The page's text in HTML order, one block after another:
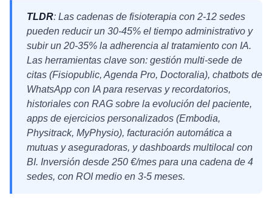
TLDR: Las cadenas de fisioterapia con 2-12 sedes
pueden reducir un 30-45% el tiempo administrativo y
subir un 20-35% la adherencia al tratamiento con IA.
Las herramientas clave son: gestión multi-sede de
citas (Fisiopublic, Agenda Pro, Doctoralia), chatbots de
WhatsApp con IA para reservas y recordatorios,
historiales con RAG sobre la evolución del paciente,
apps de ejercicios personalizados (Embodia,
Physitrack, MyPhysio), facturación automática a
mutuas y aseguradoras, y dashboards multilocal con
BI. Inversión desde 250 €/mes para una cadena de 4
sedes, con ROI medio en 3-5 meses.